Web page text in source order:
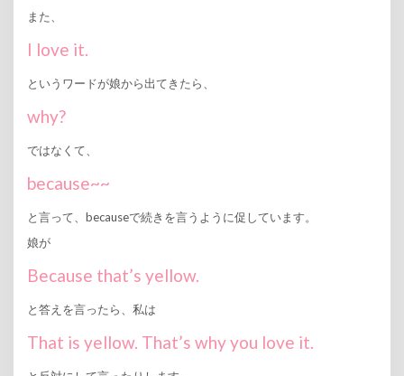
また、
I love it.
というワードが娘から出てきたら、
why?
ではなくて、
because~~
と言って、becauseで続きを言うように促しています。
娘が
Because that’s yellow.
と答えを言ったら、私は
That is yellow. That’s why you love it.